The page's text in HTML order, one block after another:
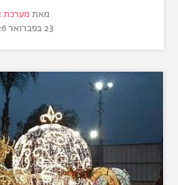
מאת מערכת
23 בפברואר 2026